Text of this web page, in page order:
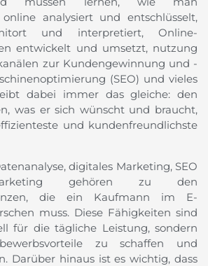
analysiert und entschlüsselt,
und interpretiert, Online-
entwickelt und umsetzt, nutzung
zur Kundengewinnung und -
(SEO) und vieles
dabei immer das gleiche: den
was er sich wünscht und braucht,
und kundenfreundlichste
digitales Marketing, SEO
gehören zu den
die ein Kaufmann im E-
muss. Diese Fähigkeiten sind
für die tägliche Leistung, sondern
zu schaffen und
Darüber hinaus ist es wichtig, dass